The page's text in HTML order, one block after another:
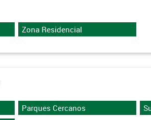
Zona Residencial
Parques Cercanos